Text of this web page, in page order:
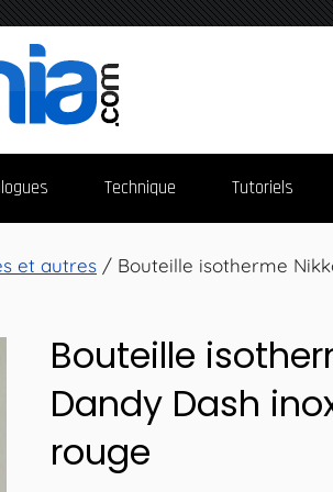
Technique Tutoriels
et autres / Bouteille isotherme
Bouteille
Dandy Dash
rouge